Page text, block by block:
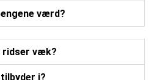
værd?
ridser væk?
i?